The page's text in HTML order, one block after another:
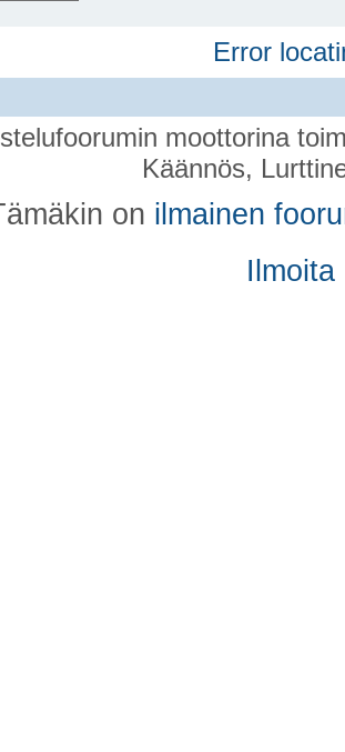
Error
moottorina
Käännös,
on ilmainen